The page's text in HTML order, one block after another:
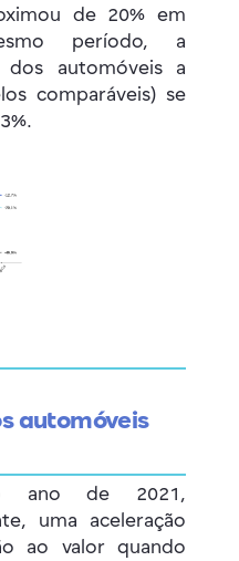
de 20% em
período, a
dos automóveis a
comparáveis) se
automóveis
ano de 2021,
uma aceleração
ao valor quando